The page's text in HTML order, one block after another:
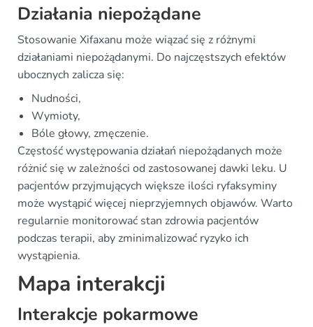
Działania niepożądane
Stosowanie Xifaxanu może wiązać się z różnymi
działaniami niepożądanymi. Do najczęstszych efektów
ubocznych zalicza się:
Nudności,
Wymioty,
Bóle głowy, zmęczenie.
Częstość występowania działań niepożądanych może
różnić się w zależności od zastosowanej dawki leku. U
pacjentów przyjmujących większe ilości ryfaksyminy
może wystąpić więcej nieprzyjemnych objawów. Warto
regularnie monitorować stan zdrowia pacjentów
podczas terapii, aby zminimalizować ryzyko ich
wystąpienia.
Mapa interakcji
Interakcje pokarmowe